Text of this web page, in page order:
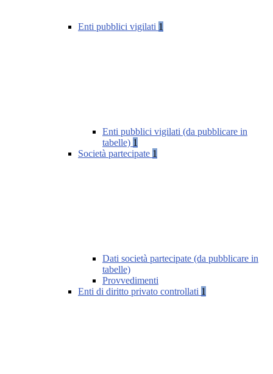
Enti pubblici vigilati 1
Enti pubblici vigilati (da pubblicare in
tabelle) 1
Società partecipate 1
Dati società partecipate (da pubblicare in
tabelle)
Provvedimenti
Enti di diritto privato controllati 1